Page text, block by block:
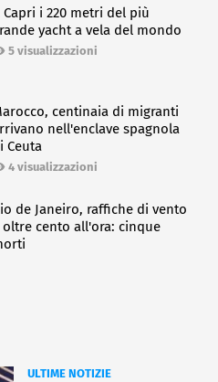
Capri i 220 metri del più
yacht a vela del mondo
5 visualizzazioni
centinaia di migranti
nell'enclave spagnola
Ceuta
4 visualizzazioni
de Janeiro, raffiche di vento
oltre cento all'ora: cinque
ULTIME NOTIZIE